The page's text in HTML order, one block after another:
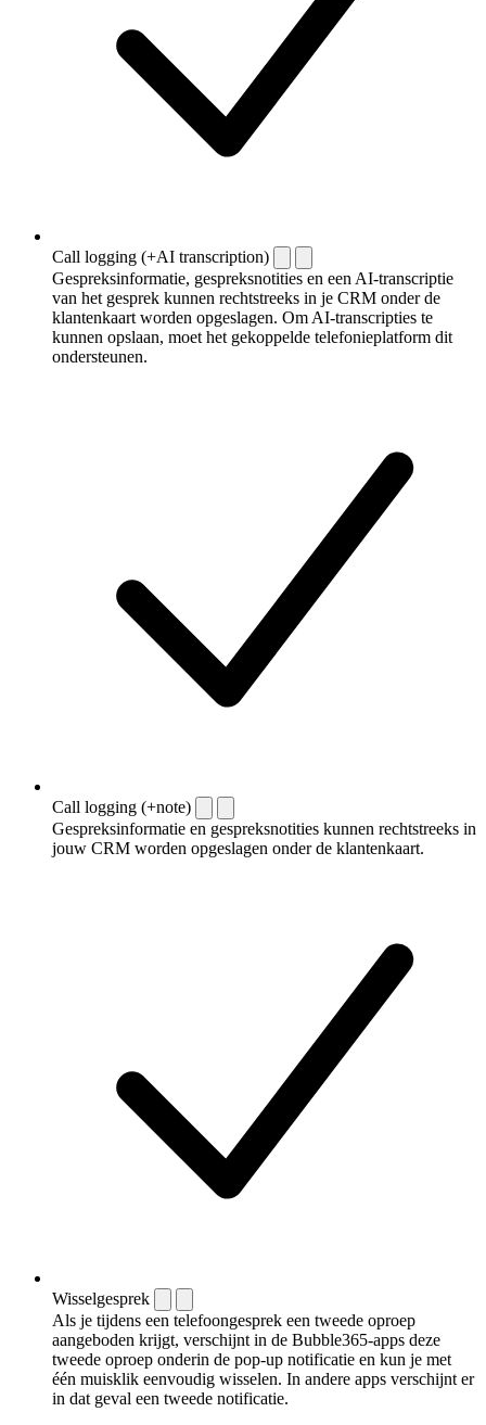
Call logging (+AI transcription)
Gespreksinformatie, gespreksnotities en een AI-transcriptie
van het gesprek kunnen rechtstreeks in je CRM onder de
klantenkaart worden opgeslagen. Om AI-transcripties te
kunnen opslaan, moet het gekoppelde telefonieplatform dit
ondersteunen.
Call logging (+note)
Gespreksinformatie en gespreksnotities kunnen rechtstreeks in
jouw CRM worden opgeslagen onder de klantenkaart.
Wisselgesprek
Als je tijdens een telefoongesprek een tweede oproep
aangeboden krijgt, verschijnt in de Bubble365-apps deze
tweede oproep onderin de pop-up notificatie en kun je met
één muisklik eenvoudig wisselen. In andere apps verschijnt er
in dat geval een tweede notificatie.